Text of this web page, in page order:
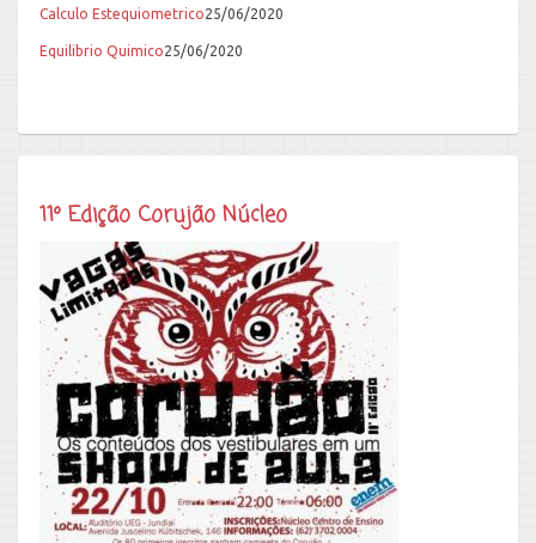
Calculo Estequiometrico25/06/2020
Equilibrio Quimico25/06/2020
11º Edição Corujão Núcleo